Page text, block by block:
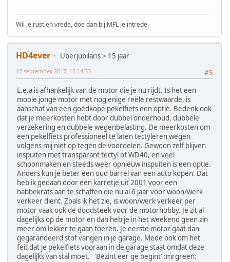
Wil je rust en vrede, doe dan bij MFL je intrede.
HD4ever
Uberjubilaris > 15 jaar
#5
17 september, 2017, 15:14:33
E.e.a is afhankelijk van de motor die je nu rijdt. Is het een
mooie jonge motor met nog enige reële restwaarde, is
aanschaf van een goedkope pekelfiets een optie. Bedenk ook
dat je meerkosten hebt door dubbel onderhoud, dubbele
verzekering en dubbele wegenbelasting. De meerkosten om
een pekelfiets professioneel te laten tectyleren wegen
volgens mij niet op tegen de voordelen. Gewoon zelf blijven
inspuiten met transparant tectyl of WD40, en veel
schoonmaken en steeds weer opnieuw inspuiten is een optie.
Anders kun je beter een oud barrel van een auto kopen. Dat
heb ik gedaan door een karretje uit 2001 voor een
habbekrats aan te schaffen die nu al 6 jaar voor woon/werk
verkeer dient. Zoals ik het zie, is woon/werk verkeer per
motor vaak ook de doodsteek voor de motorhobby. Je zit al
dagelijks op de motor en dan heb je in het weekend geen zin
meer om lekker te gaan toeren. Je eerste motor gaat dan
gegarandeerd stof vangen in je garage. Mede ook om het
feit dat je pekelfiets vooraan in de garage staat omdat deze
dagelijks van stal moet. 'Bezint eer ge begint' :mrgreen: